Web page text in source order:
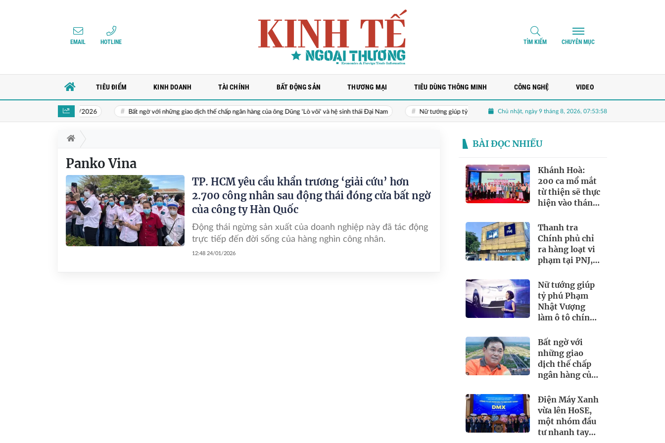
EMAIL HOTLINE TÌM KIẾM CHUYÊN MỤC
TIÊU ĐIỂM KINH DOANH TÀI CHÍNH BẤT ĐỘNG SẢN THƯƠNG MẠI TIÊU DÙNG THÔNG MINH CÔNG NGHỆ VIDEO
thực hiện vào tháng 10/2026 Bất ngờ với những giao dịch thế chấp ngân hàng của ông Dũng 'Lò vôi' và hệ sinh thái Đại Nam Nữ tướng giúp tỷ phú Phạm Nhật Vượng làm ô tô chính thức chia tay VinFast sau 9 năm
Chủ nhật, ngày 9 tháng 8, 2026, 07:53:58
Panko Vina
TP. HCM yêu cầu khẩn trương ‘giải cứu’ hơn
2.700 công nhân sau động thái đóng cửa bất ngờ
của công ty Hàn Quốc
Động thái ngừng sản xuất của doanh nghiệp này đã tác động
trực tiếp đến đời sống của hàng nghìn công nhân.
12:48 24/01/2026
BÀI ĐỌC NHIỀU
Khánh Hoà:
200 ca mổ mắt
từ thiện sẽ thực
hiện vào tháng
Thanh tra
Chính phủ chỉ
ra hàng loạt vi
phạm tại PNJ,
thông tin giao
dịch 2.084 tỷ
đồng sang Bộ
Công an
Nữ tướng giúp
tỷ phú Phạm
Nhật Vượng
làm ô tô chính
VinFast sau 9
năm
Bất ngờ với
những giao
dịch thế chấp
ngân hàng của
vôi' và hệ sinh
thái Đại Nam
Điện Máy Xanh
vừa lên HoSE,
một nhóm đầu
tư nhanh tay